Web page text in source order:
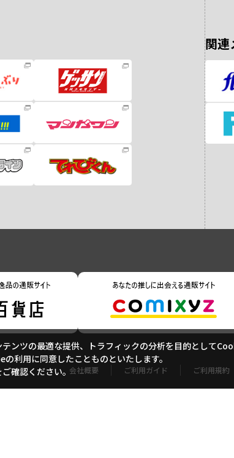
関連
会社概要 ご利用ガイド ご利用規約
ンツの最適な提供、トラフィックの分析を目的として
利用に同意したことものといたします。
ご確認ください。